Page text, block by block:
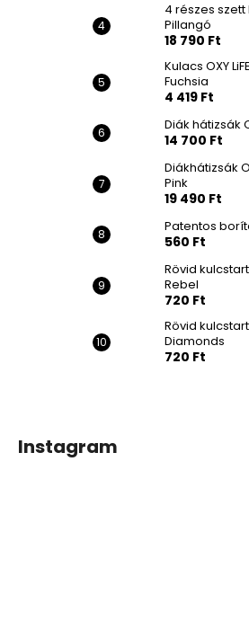
4 részes szett
Pillangó
18 790 Ft
Kulacs OXY
Fuchsia
4 419 Ft
Diák hátizsák
14 700 Ft
Diákhátizsák
Pink
19 490 Ft
Patentos
560 Ft
Rövid
Rebel
720 Ft
Rövid
Diamonds
720 Ft
Instagram